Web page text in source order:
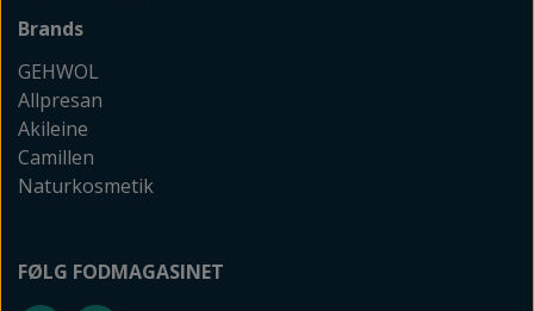
Brands
GEHWOL
Allpresan
Akileine
Camillen
Naturkosmetik
FØLG FODMAGASINET